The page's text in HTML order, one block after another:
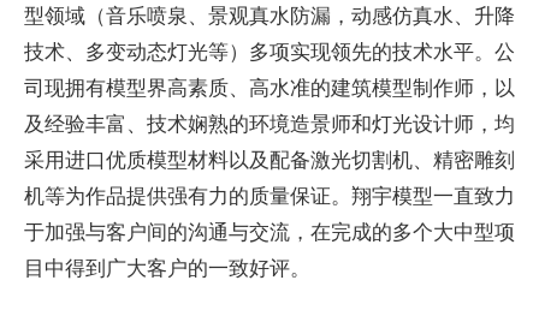
型领域（音乐喷泉、景观真水防漏，动感仿真水、升降
技术、多变动态灯光等）多项实现领先的技术水平。公
司现拥有模型界高素质、高水准的建筑模型制作师，以
及经验丰富、技术娴熟的环境造景师和灯光设计师，均
采用进口优质模型材料以及配备激光切割机、精密雕刻
机等为作品提供强有力的质量保证。翔宇模型一直致力
于加强与客户间的沟通与交流，在完成的多个大中型项
目中得到广大客户的一致好评。